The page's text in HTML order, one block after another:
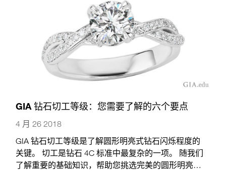
GIA 钻石切工等级：您需要了解的六个要点
4 月 26 2018
GIA 钻石切工等级是了解圆形明亮式钻石闪烁程度的
关键。 切工是钻石 4C 标准中最复杂的一项。 随我们
了解重要的基础知识，帮助您挑选完美的圆形明亮式